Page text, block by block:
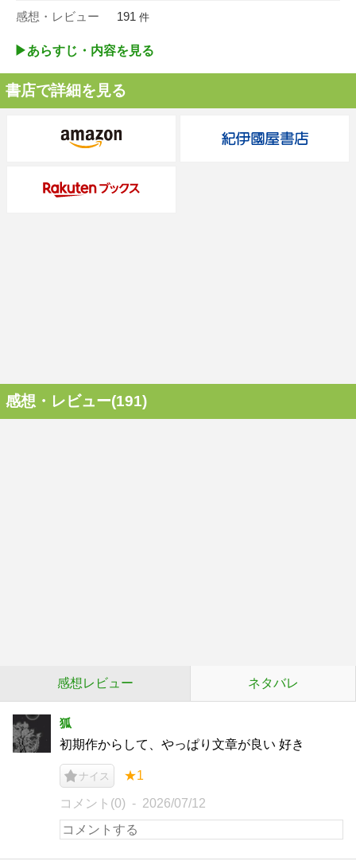
感想・レビュー 191 件
▶︎あらすじ・内容を見る
書店で詳細を見る
感想・レビュー(191)
感想レビュー ネタバレ
狐
初期作からして、やっぱり文章が良い 好き
ナイス ★1
コメント(0) 2026/07/12